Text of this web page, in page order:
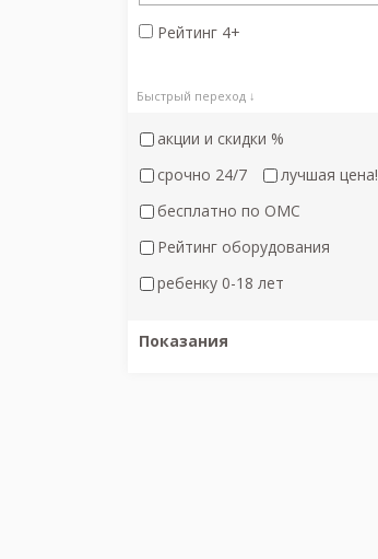
Рейтинг 4+
Быстрый переход ↓
акции и скидки %
срочно 24/7
лучшая цена!
бесплатно по ОМС
Рейтинг оборудования
ребенку 0-18 лет
Показания